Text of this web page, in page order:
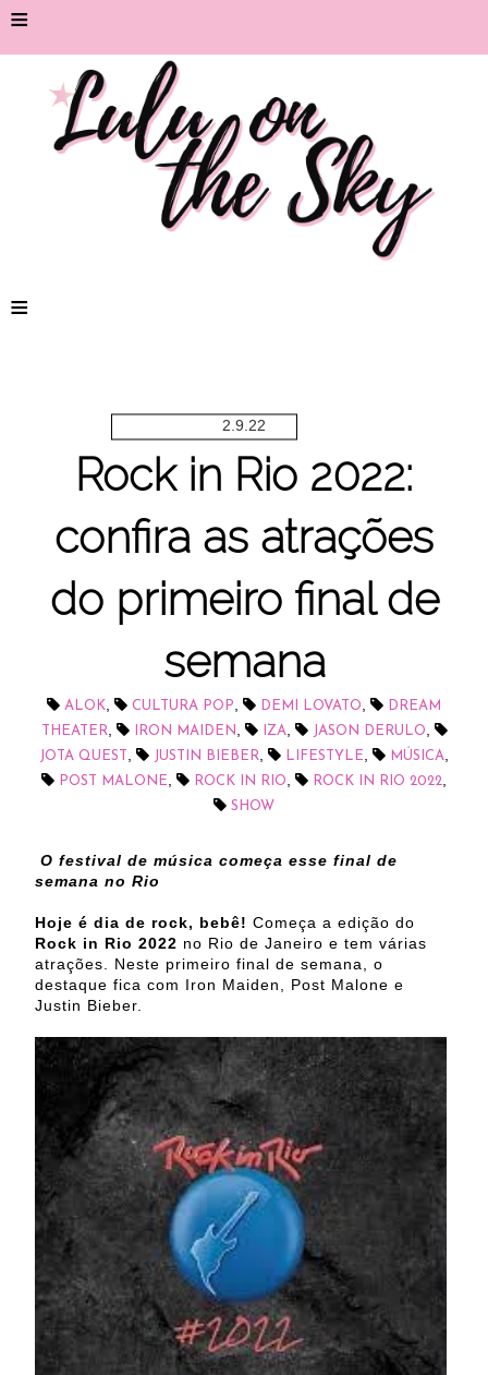
≡
≡
2.9.22
Rock in Rio 2022:
confira as atrações
do primeiro final de
semana
ALOK, CULTURA POP, DEMI LOVATO,
DREAM
THEATER, IRON MAIDEN, IZA, JASON DERULO,
JOTA QUEST , JUSTIN BIEBER, LIFESTYLE, MÚSICA,
POST MALONE, ROCK IN RIO, ROCK IN RIO 2022,
SHOW
O festival de música começa esse final de
semana no Rio
Hoje é dia de rock, bebê! Começa a edição do
Rock in Rio 2022 no Rio de Janeiro e tem várias
atrações. Neste primeiro final de semana, o
destaque fica com Iron Maiden, Post Malone e
Justin Bieber.